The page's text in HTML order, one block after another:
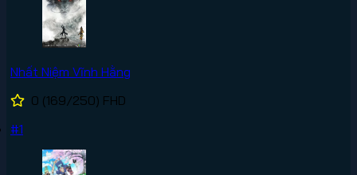
Nhất Niệm Vĩnh Hằng
0 (169/250) FHD
#1